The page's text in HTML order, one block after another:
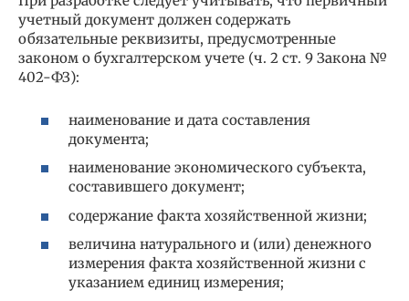
учетный документ должен содержать
обязательные реквизиты, предусмотренные
законом о бухгалтерском учете (ч. 2 ст. 9 Закона №
402-ФЗ):
наименование и дата составления
документа;
наименование экономического субъекта,
составившего документ;
содержание факта хозяйственной жизни;
величина натурального и (или) денежного
измерения факта хозяйственной жизни с
указанием единиц измерения;